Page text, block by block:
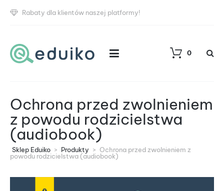
Rabaty dla klientów naszej platformy!
0
Ochrona przed zwolnieniem
z powodu rodzicielstwa
(audiobook)
Sklep Eduiko > Produkty > Ochrona przed zwolnieniem z
powodu rodzicielstwa (audiobook)